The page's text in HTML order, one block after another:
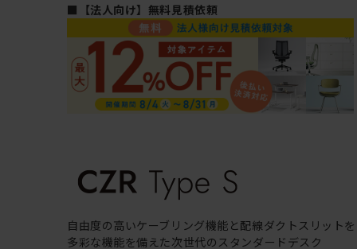
■【法人向け】無料見積依頼
自由度の高いケーブリング機能と配線ダクトスリット
多彩な機能を備えた次世代のスタンダードデスク